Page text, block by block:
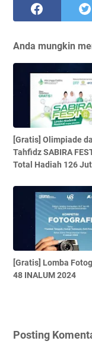
Anda mungkin
[Gratis] Olimpiade
Tahfidz SABIRA
Total Hadiah 126
[Gratis] Lomba
48 INALUM 2024
Posting